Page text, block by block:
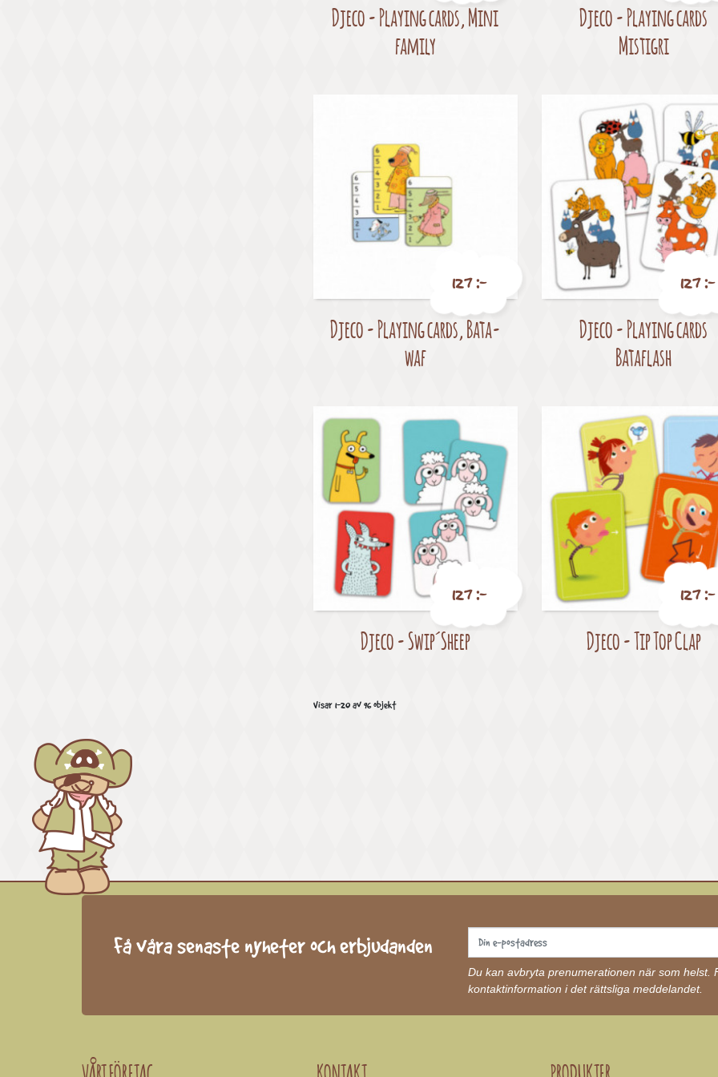
Pris
Djeco - Playing cards, Mini
family
Pris
Djeco - Playing cards
Mistigri
Pris
127 :-
Djeco - Playing cards, Bata-
waf
Pris
127 :-
Djeco - Playing cards
Bataflash
Pris
127 :-
Djeco - Swip´Sheep Pris
127 :-
Djeco - Tip Top Clap
Visar 1-20 av 96 objekt
Få våra senaste nyheter och erbjudanden
Du kan avbryta prenumerationen när som helst.
kontaktinformation i det rättsliga meddelandet.